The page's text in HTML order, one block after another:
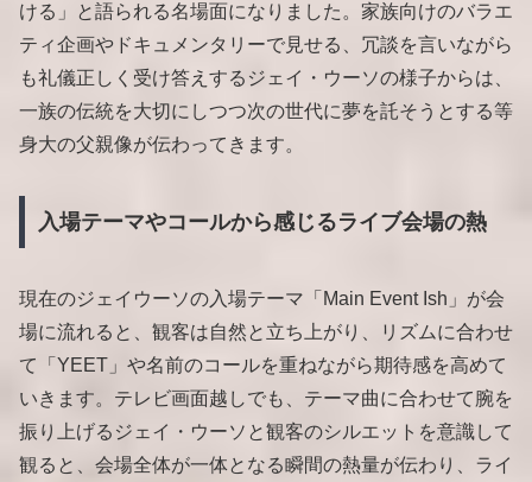
ける」と語られる名場面になりました。家族向けのバラエ
ティ企画やドキュメンタリーで見せる、冗談を言いながら
も礼儀正しく受け答えするジェイ・ウーソの様子からは、
一族の伝統を大切にしつつ次の世代に夢を託そうとする等
身大の父親像が伝わってきます。
入場テーマやコールから感じるライブ会場の熱
現在のジェイウーソの入場テーマ「Main Event Ish」が会
場に流れると、観客は自然と立ち上がり、リズムに合わせ
て「YEET」や名前のコールを重ねながら期待感を高めて
いきます。テレビ画面越しでも、テーマ曲に合わせて腕を
振り上げるジェイ・ウーソと観客のシルエットを意識して
観ると、会場全体が一体となる瞬間の熱量が伝わり、ライ